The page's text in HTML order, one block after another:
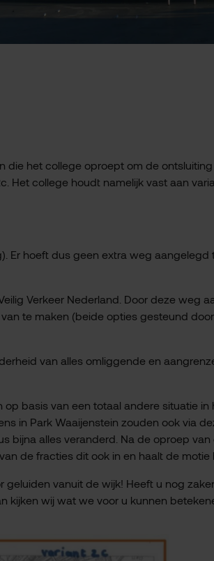
die het college oproept om de
Het college houdt namelijk vast aan
hoeft dus geen extra weg aangelegd
Verkeer Nederland. Door deze weg
te maken (beide opties gesteund
van alles omliggende en
basis van een totaal andere situatie in
in Park Waaijenstein zouden ook via
bijna alles veranderd. Na de oproep van
de fracties dit ook in en haalt de motie
vanuit de wijk! Heeft u nog
kijken wij wat we voor u kunnen